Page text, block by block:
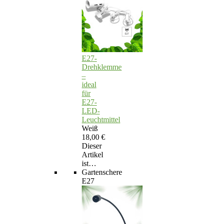
E27-
Drehklemme
–
ideal
für
E27-
LED-
Leuchtmittel
Weiß
18,00 €
Dieser
Artikel
ist…
Gartenschere
E27